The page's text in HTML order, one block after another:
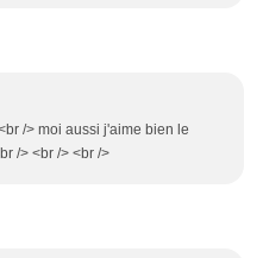
/> moi aussi j'aime bien le
/> <br /> <br />